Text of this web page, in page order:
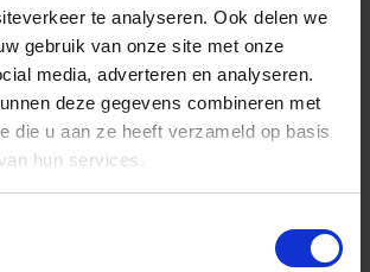
te analyseren. Ook delen we
gebruik van onze site met onze
media, adverteren en analyseren.
deze gegevens combineren met
die u aan ze heeft verzameld op basis
hun services.